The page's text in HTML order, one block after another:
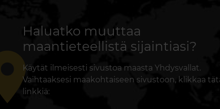
Haluatko muuttaa
maantieteellistä sijaintiasi?
Käytät ilmeisesti sivustoa maasta Yhdysvallat.
Vaihtaaksesi maakohtaiseen sivustoon, klikkaa
linkkiä: